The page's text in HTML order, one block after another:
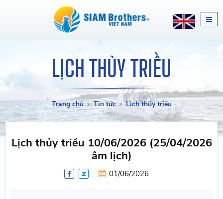
LỊCH THỦY TRIỀU
Trang chủ Tin tức Lịch thủy triều
Lịch thủy triều 10/06/2026 (25/04/2026
âm lịch)
01/06/2026